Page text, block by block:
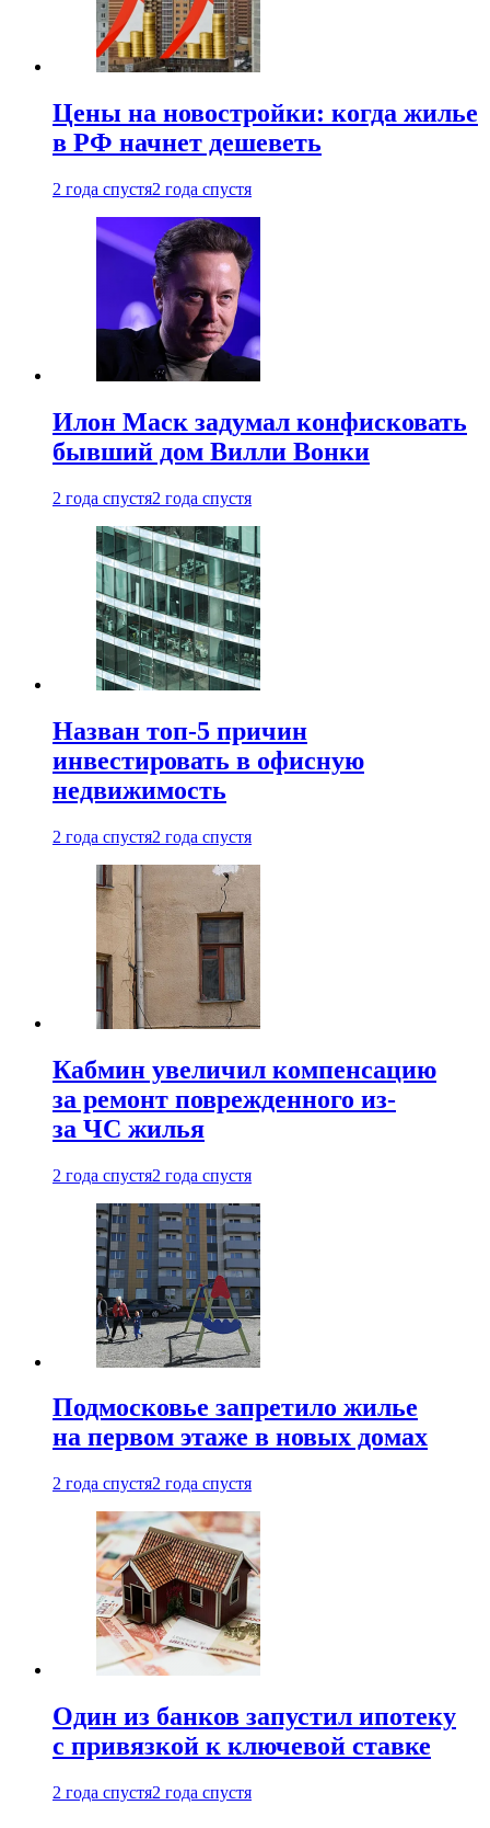
Цены на новостройки: когда жилье
в РФ начнет дешеветь
2 года спустя2 года спустя
Илон Маск задумал конфисковать
бывший дом Вилли Вонки
2 года спустя2 года спустя
Назван топ-5 причин
инвестировать в офисную
недвижимость
2 года спустя2 года спустя
Кабмин увеличил компенсацию
за ремонт поврежденного из-
за ЧС жилья
2 года спустя2 года спустя
Подмосковье запретило жилье
на первом этаже в новых домах
2 года спустя2 года спустя
Один из банков запустил ипотеку
с привязкой к ключевой ставке
2 года спустя2 года спустя